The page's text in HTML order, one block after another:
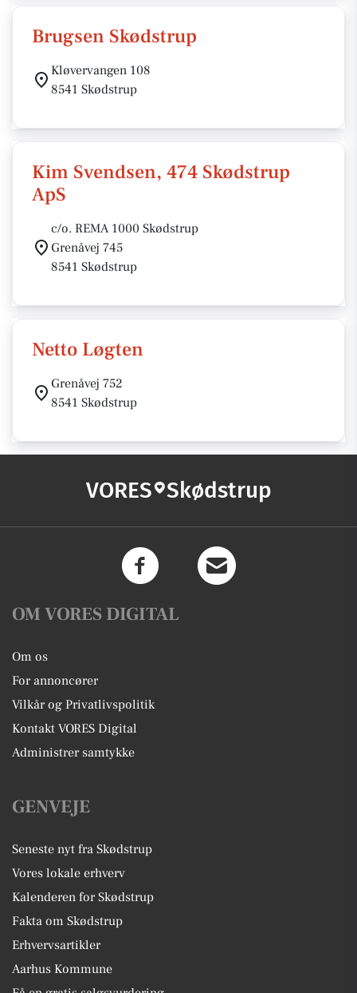
Brugsen Skødstrup
Kløvervangen 108
8541 Skødstrup
Kim Svendsen, 474 Skødstrup
ApS
c/o. REMA 1000 Skødstrup
Grenåvej 745
8541 Skødstrup
Netto Løgten
Grenåvej 752
8541 Skødstrup
VORES Skødstrup
OM VORES DIGITAL
Om os
For annoncører
Vilkår og Privatlivspolitik
Kontakt VORES Digital
Administrer samtykke
GENVEJE
Seneste nyt fra Skødstrup
Vores lokale erhverv
Kalenderen for Skødstrup
Fakta om Skødstrup
Erhvervsartikler
Aarhus Kommune